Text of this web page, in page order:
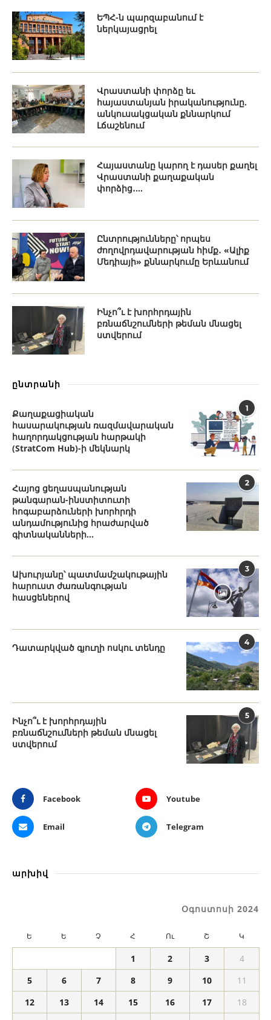
ԵՊՀ-ն պարզաբանում է
ներկայացրել
Վրաստանի փորձը եւ
հայաստանյան իրականությունը.
անկուսակցական քննարկում
Լճաշենում
Հայաստանը կարող է դասեր քաղել
Վրաստանի քաղաքական
փորձից․...
Ընտրությունները՝ որպես
ժողովրդավարության հիմք․ «Ալիք
Մեդիայի» քննարկումը Երևանում
Ինչո՞ւ է խորհրդային
բռնաճնշումների թեման մնացել
ստվերում
ընտրանի
1
Քաղաքացիական
հասարակության ռազմավարական
հաղորդակցության հարթակի
(StratCom Hub)-ի մեկնարկ
2
Հայոց ցեղասպանության
թանգարան-ինստիտուտի
հոգաբարձուների խորհրդի
անդամությունից հրաժարված
գիտնականների...
3
Ախուրյանը՝ պատմամշակութային
հարուստ ժառանգության
հասցեներով
4
Դատարկված գյուղի ոսկու տենդը
5
Ինչո՞ւ է խորհրդային
բռնաճնշումների թեման մնացել
ստվերում
Facebook Youtube
Email Telegram
արխիվ
Օգոստոսի 2024
Ե Ե Չ Հ Ու Շ Կ
1 2 3
4
5
6 7 8 9 10
11
12
13 14 15 16 17
18